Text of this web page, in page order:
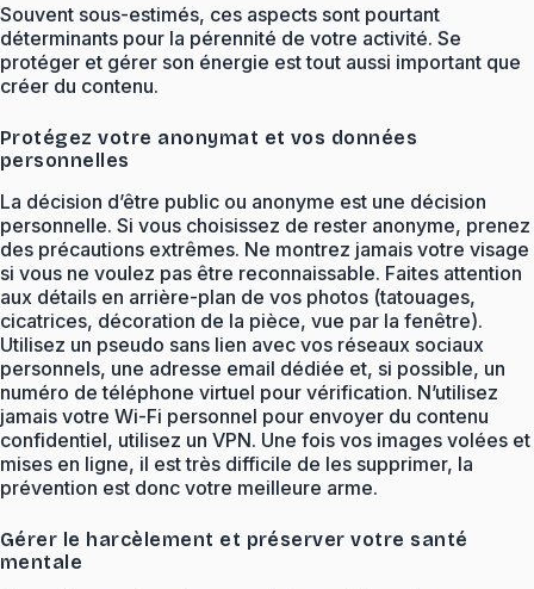
Souvent sous-estimés, ces aspects sont pourtant
déterminants pour la pérennité de votre activité. Se
protéger et gérer son énergie est tout aussi important que
créer du contenu.
Protégez votre anonymat et vos données
personnelles
La décision d’être public ou anonyme est une décision
personnelle. Si vous choisissez de rester anonyme, prenez
des précautions extrêmes. Ne montrez jamais votre visage
si vous ne voulez pas être reconnaissable. Faites attention
aux détails en arrière-plan de vos photos (tatouages,
cicatrices, décoration de la pièce, vue par la fenêtre).
Utilisez un pseudo sans lien avec vos réseaux sociaux
personnels, une adresse email dédiée et, si possible, un
numéro de téléphone virtuel pour vérification. N’utilisez
jamais votre Wi-Fi personnel pour envoyer du contenu
confidentiel, utilisez un VPN. Une fois vos images volées et
mises en ligne, il est très difficile de les supprimer, la
prévention est donc votre meilleure arme.
Gérer le harcèlement et préserver votre santé
mentale